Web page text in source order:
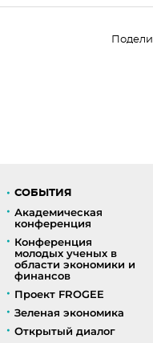
СОБЫТИЯ
Академическая
конференция
Конференция
молодых ученых в
области экономики и
финансов
Проект FROGEE
Зеленая экономика
Открытый диалог